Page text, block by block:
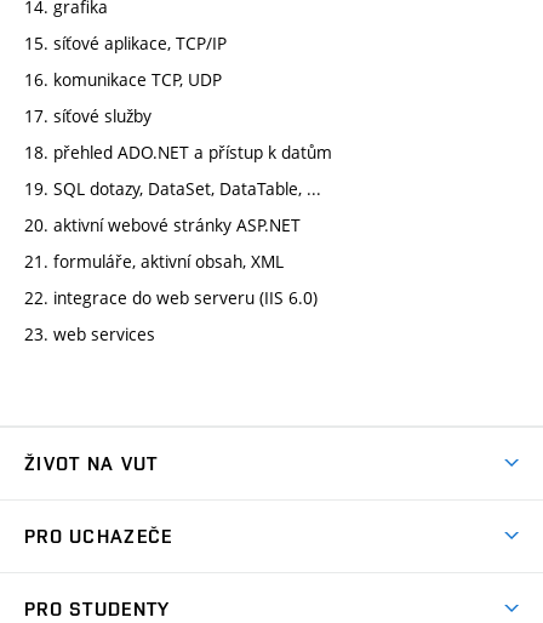
14. grafika
15. síťové aplikace, TCP/IP
16. komunikace TCP, UDP
17. síťové služby
18. přehled ADO.NET a přístup k datům
19. SQL dotazy, DataSet, DataTable, ...
20. aktivní webové stránky ASP.NET
21. formuláře, aktivní obsah, XML
22. integrace do web serveru (IIS 6.0)
23. web services
ŽIVOT NA VUT
Koleje
PRO UCHAZEČE
PRO STUDENTY